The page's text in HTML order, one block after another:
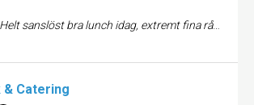
Helt sanslöst bra lunch idag, extremt fina råvaror och passionerad kock:) Ganska liten, men trevlig lokal och avspänd service.
& Catering